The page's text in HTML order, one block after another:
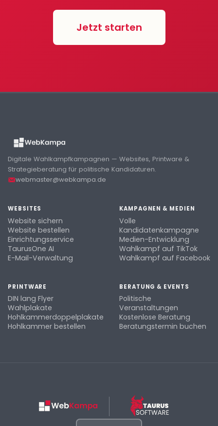
Jetzt starten
Digitale Wahlkampfkampagnen — Websites, Printware &
Strategieberatung für politische Kandidaturen.
webmaster@webkampa.de
WEBSITES
Website sichern
Website bestellen
Einrichtungsservice
TaurusOne AI
E-Mail-Verwaltung
KAMPAGNEN & MEDIEN
Volle
Kandidatenkampagne
Medien-Entwicklung
Wahlkampf auf TikTok
Wahlkampf auf Facebook
PRINTWARE
DIN lang Flyer
Wahlplakate
Hohlkammerdoppelplakate
Hohlkammer bestellen
BERATUNG & EVENTS
Politische
Veranstaltungen
Kostenlose Beratung
Beratungstermin buchen